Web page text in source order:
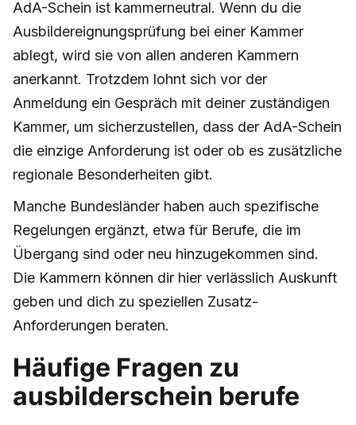
AdA-Schein ist kammerneutral. Wenn du die
Ausbildereignungsprüfung bei einer Kammer
ablegt, wird sie von allen anderen Kammern
anerkannt. Trotzdem lohnt sich vor der
Anmeldung ein Gespräch mit deiner zuständigen
Kammer, um sicherzustellen, dass der AdA-Schein
die einzige Anforderung ist oder ob es zusätzliche
regionale Besonderheiten gibt.
Manche Bundesländer haben auch spezifische
Regelungen ergänzt, etwa für Berufe, die im
Übergang sind oder neu hinzugekommen sind.
Die Kammern können dir hier verlässlich Auskunft
geben und dich zu speziellen Zusatz-
Anforderungen beraten.
Häufige Fragen zu
ausbilderschein berufe